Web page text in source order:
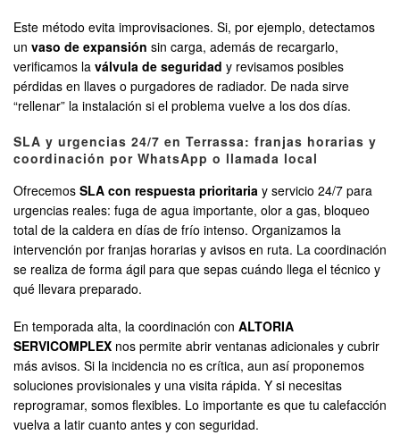
Este método evita improvisaciones. Si, por ejemplo, detectamos
un vaso de expansión sin carga, además de recargarlo,
verificamos la válvula de seguridad y revisamos posibles
pérdidas en llaves o purgadores de radiador. De nada sirve
“rellenar” la instalación si el problema vuelve a los dos días.
SLA y urgencias 24/7 en Terrassa: franjas horarias y
coordinación por WhatsApp o llamada local
Ofrecemos SLA con respuesta prioritaria y servicio 24/7 para
urgencias reales: fuga de agua importante, olor a gas, bloqueo
total de la caldera en días de frío intenso. Organizamos la
intervención por franjas horarias y avisos en ruta. La coordinación
se realiza de forma ágil para que sepas cuándo llega el técnico y
qué llevara preparado.
En temporada alta, la coordinación con ALTORIA
SERVICOMPLEX nos permite abrir ventanas adicionales y cubrir
más avisos. Si la incidencia no es crítica, aun así proponemos
soluciones provisionales y una visita rápida. Y si necesitas
reprogramar, somos flexibles. Lo importante es que tu calefacción
vuelva a latir cuanto antes y con seguridad.